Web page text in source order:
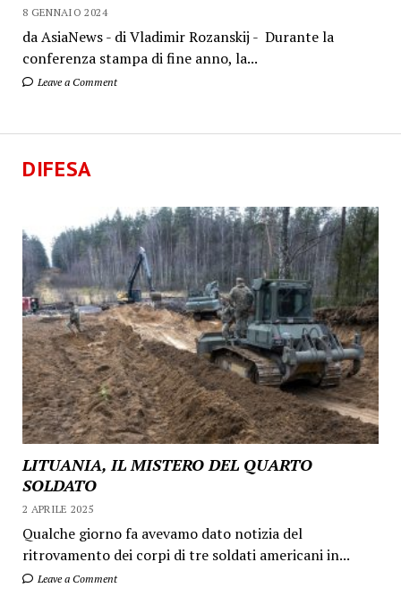
8 GENNAIO 2024
da AsiaNews - di Vladimir Rozanskij - Durante la
conferenza stampa di fine anno, la...
Leave a Comment
DIFESA
LITUANIA, IL MISTERO DEL QUARTO
SOLDATO
2 APRILE 2025
Qualche giorno fa avevamo dato notizia del
ritrovamento dei corpi di tre soldati americani in...
Leave a Comment